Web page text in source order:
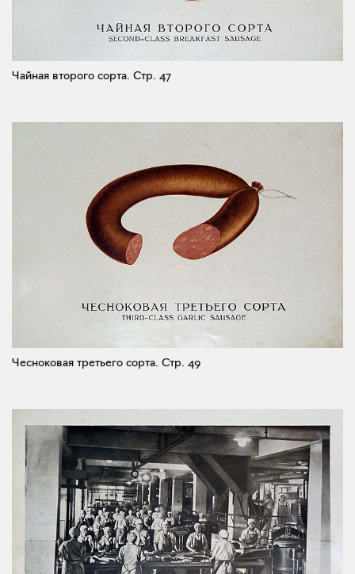
Чайная второго сорта. Стр. 47
Чесноковая третьего сорта. Стр. 49